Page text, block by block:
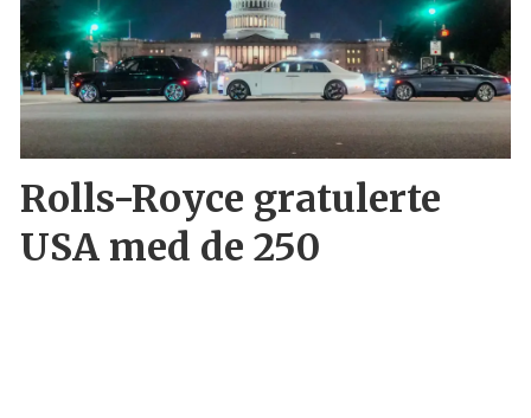
Rolls-Royce gratulerte
USA med de 250